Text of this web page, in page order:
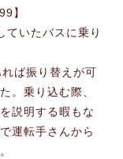
】
ていたバスに乗り
ば振り替えが可
。乗り込む際、
説明する暇もな
運転手さんから